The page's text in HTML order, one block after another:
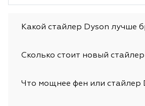
Какой стайлер Dyson лучше
Сколько стоит новый
Что мощнее фен или стайлер